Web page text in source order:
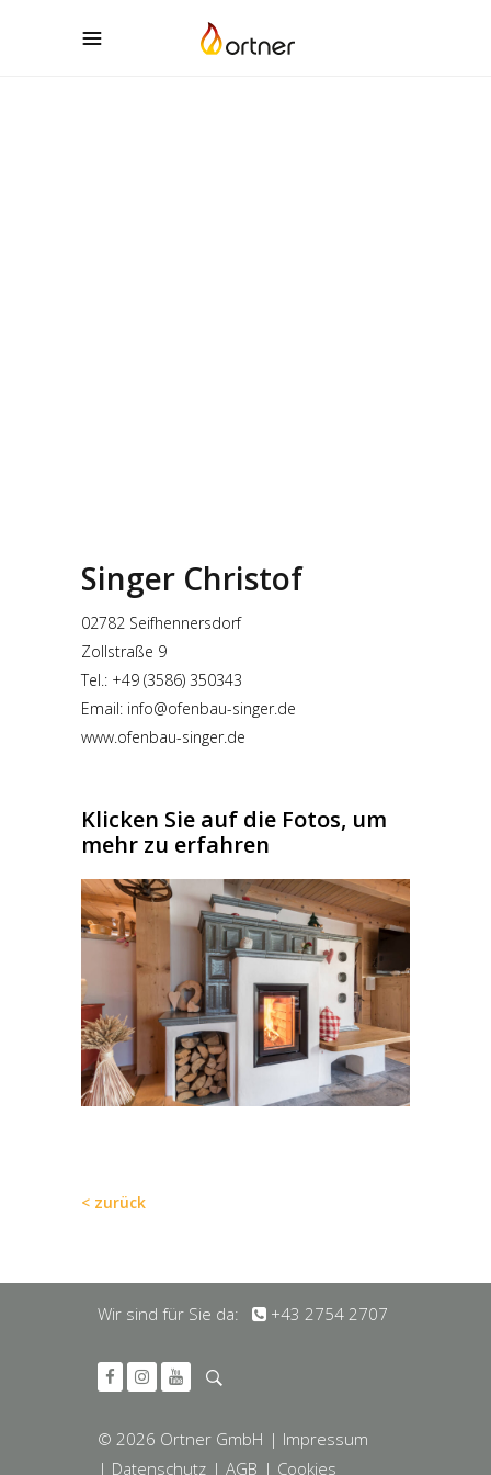
Singer Christof
02782 Seifhennersdorf
Zollstraße 9
Tel.: +49 (3586) 350343
Email: info@ofenbau-singer.de
www.ofenbau-singer.de
Klicken Sie auf die Fotos, um
mehr zu erfahren
< zurück
Wir sind für Sie da: +43 2754 2707
© 2026 Ortner GmbH | Impressum
| Datenschutz | AGB | Cookies